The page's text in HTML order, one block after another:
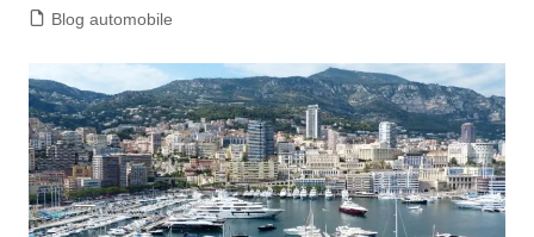
Blog automobile